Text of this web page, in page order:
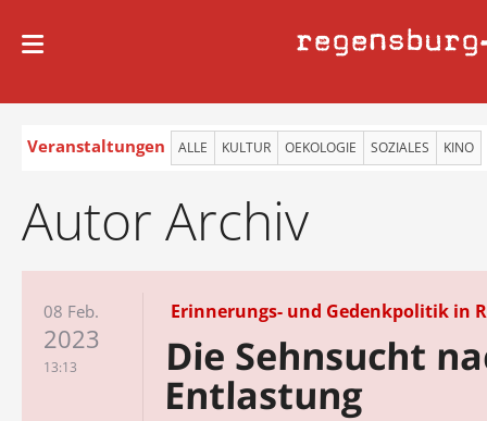
regensburg
Veranstaltungen ALLE KULTUR OEKOLOGIE SOZIALES KINO
Autor Archiv
08 Feb.
2023
13:13
Erinnerungs- und Gedenkpolitik in
Die Sehnsucht
Entlastung